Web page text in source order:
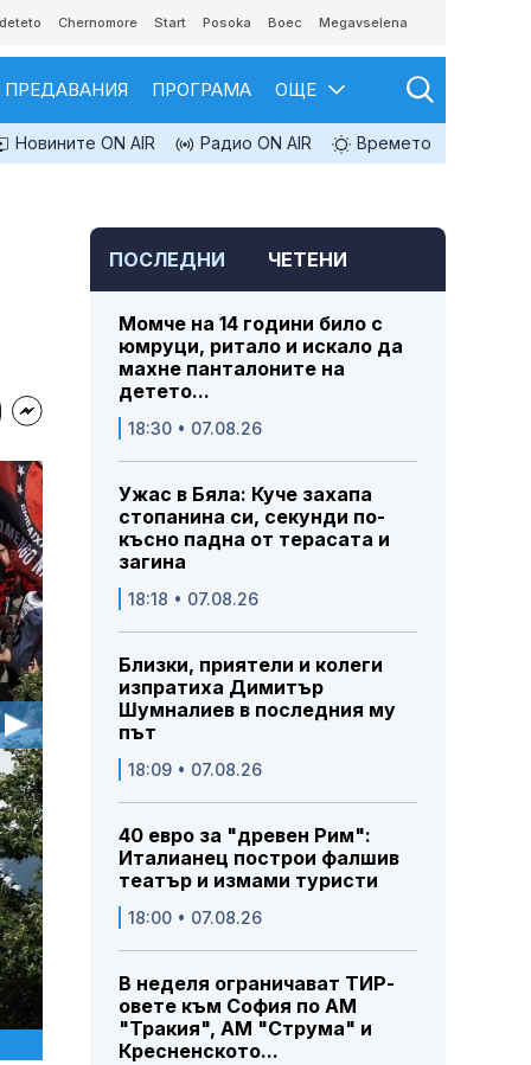
Chernomore Start Posoka Boec Megavselena
ПРЕДАВАНИЯ ПРОГРАМА ОЩЕ
Новините ON AIR Радио ON AIR Времето
ПОСЛЕДНИ ЧЕТЕНИ
Момче на 14 години било с
юмруци, ритало и искало да
махне панталоните на
детето...
18:30 • 07.08.26
Ужас в Бяла: Куче захапа
стопанина си, секунди по-
късно падна от терасата и
загина
18:18 • 07.08.26
Близки, приятели и колеги
изпратиха Димитър
Шумналиев в последния му
път
18:09 • 07.08.26
40 евро за "древен Рим":
Италианец построи фалшив
театър и измами туристи
18:00 • 07.08.26
В неделя ограничават ТИР-
овете към София по АМ
"Тракия", АМ "Струма" и
Кресненското...